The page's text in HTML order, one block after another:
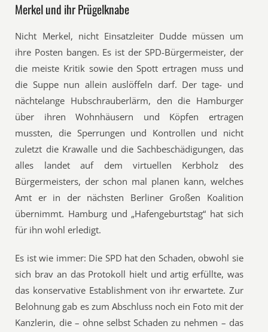
Merkel und ihr Prügelknabe
Nicht Merkel, nicht Einsatzleiter Dudde müssen um
ihre Posten bangen. Es ist der SPD-Bürgermeister, der
die meiste Kritik sowie den Spott ertragen muss und
die Suppe nun allein auslöffeln darf. Der tage- und
nächtelange Hubschrauberlärm, den die Hamburger
über ihren Wohnhäusern und Köpfen ertragen
mussten, die Sperrungen und Kontrollen und nicht
zuletzt die Krawalle und die Sachbeschädigungen, das
alles landet auf dem virtuellen Kerbholz des
Bürgermeisters, der schon mal planen kann, welches
Amt er in der nächsten Berliner Großen Koalition
übernimmt. Hamburg und „Hafengeburtstag“ hat sich
für ihn wohl erledigt.
Es ist wie immer: Die SPD hat den Schaden, obwohl sie
sich brav an das Protokoll hielt und artig erfüllte, was
das konservative Establishment von ihr erwartete. Zur
Belohnung gab es zum Abschluss noch ein Foto mit der
Kanzlerin, die – ohne selbst Schaden zu nehmen – das